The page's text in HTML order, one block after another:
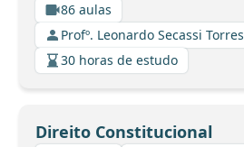
86 aulas
Profº. Leonardo Secassi Torres
30 horas de estudo
Direito Constitucional